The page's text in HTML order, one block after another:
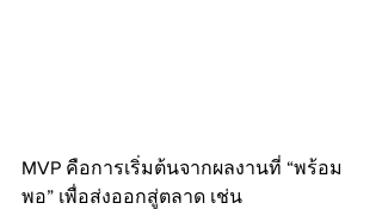
MVP คือการเริ่มต้นจากผลงานที่ “พร้อม
พอ” เพื่อส่งออกสู่ตลาด เช่น